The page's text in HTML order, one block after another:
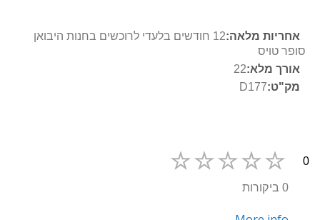
מידע
נוסף
12 חודשים בלעדי לרוכשים בחנות היבואן
סופר טויס
22
D177
0
0 ביקורות